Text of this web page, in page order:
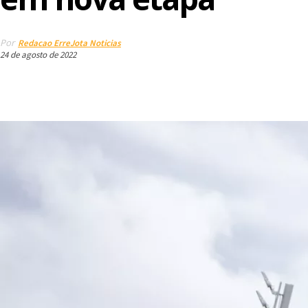
Por Redacao ErreJota Noticias
24 de agosto de 2022